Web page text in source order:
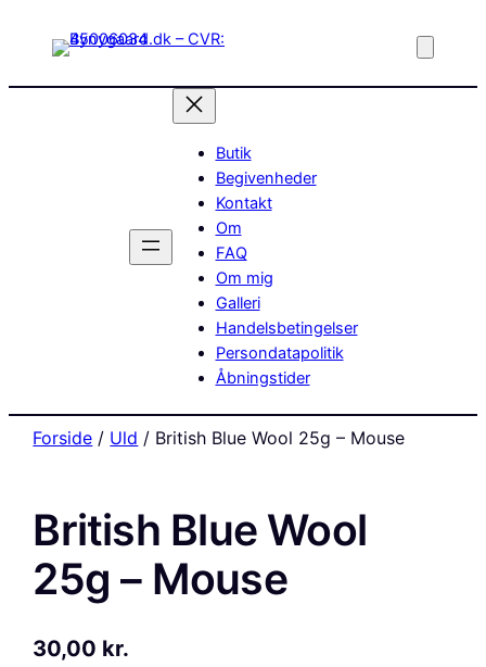
Butik
Begivenheder
Kontakt
Om
FAQ
Om mig
Galleri
Handelsbetingelser
Persondatapolitik
Åbningstider
Forside / Uld / British Blue Wool 25g – Mouse
British Blue Wool
25g – Mouse
30,00 kr.